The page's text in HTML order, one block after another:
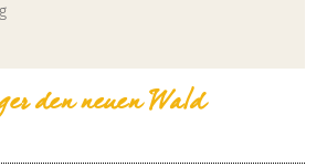
den neuen Wald